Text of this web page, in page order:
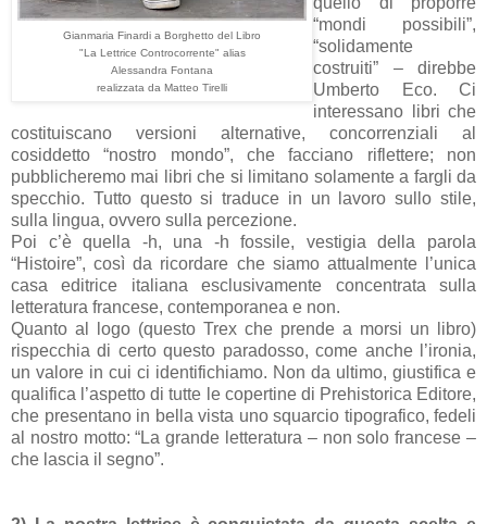
Gianmaria Finardi a Borghetto del Libro
"La Lettrice Controcorrente" alias
Alessandra Fontana
realizzata da Matteo Tirelli
“mondi possibili”,
“solidamente
costruiti” – direbbe
Umberto Eco. Ci
interessano libri che
costituiscano versioni alternative, concorrenziali al
cosiddetto “nostro mondo”, che facciano riflettere; non
pubblicheremo mai libri che si limitano solamente a fargli da
specchio. Tutto questo si traduce in un lavoro sullo stile,
sulla lingua, ovvero sulla percezione.
Poi c’è quella -h, una -h fossile, vestigia della parola
“Histoire”, così da ricordare che siamo attualmente l’unica
casa editrice italiana esclusivamente concentrata sulla
letteratura francese, contemporanea e non.
Quanto al logo (questo Trex che prende a morsi un libro)
rispecchia di certo questo paradosso, come anche l’ironia,
un valore in cui ci identifichiamo. Non da ultimo, giustifica e
qualifica l’aspetto di tutte le copertine di Prehistorica Editore,
che presentano in bella vista uno squarcio tipografico, fedeli
al nostro motto: “La grande letteratura – non solo francese –
che lascia il segno”.